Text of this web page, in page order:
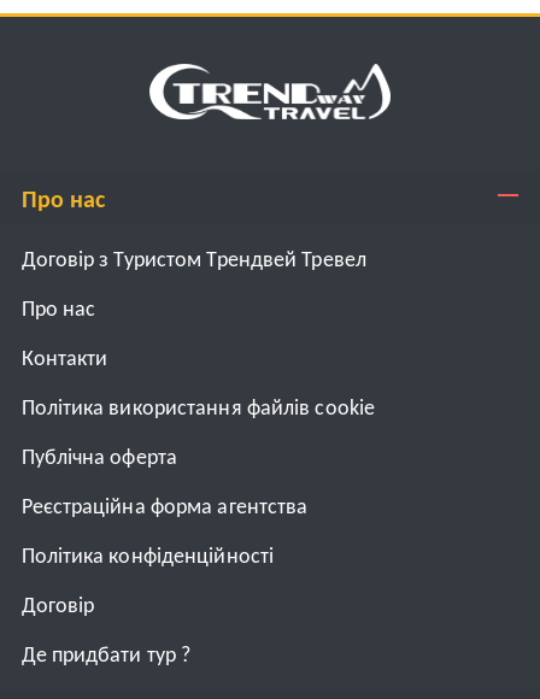
Про нас
Договір з Туристом Трендвей Тревел
Про нас
Контакти
Політика використання файлів cookie
Публічна оферта
Реєстраційна форма агентства
Політика конфіденційності
Договiр
Де придбати тур ?